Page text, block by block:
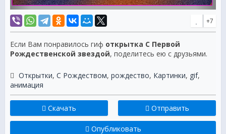
+7
Если Вам понравилось гиф открытка С Первой
Рождественской звездой, поделитесь ею с друзьями.
Открытки, С Рождеством, рождество, Картинки, gif,
анимация
Скачать Отправить
Опубликовать